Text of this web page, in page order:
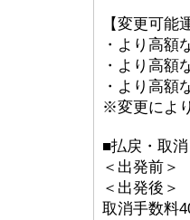
【変更可能
・より高額
・より高額
・より高額
※変更によ
■払戻・取消
＜出発前＞
＜出発後
取消手数料